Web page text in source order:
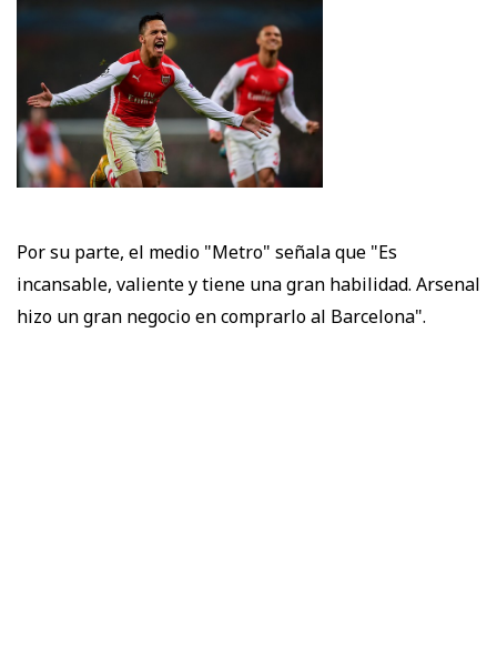
Por su parte, el medio "Metro" señala que "Es
incansable, valiente y tiene una gran habilidad. Arsenal
hizo un gran negocio en comprarlo al Barcelona".